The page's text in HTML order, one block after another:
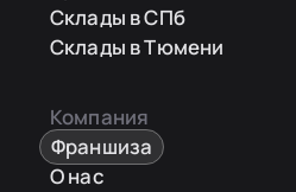
Склады в СПб
Склады в Тюмени
Компания
Франшиза
О нас